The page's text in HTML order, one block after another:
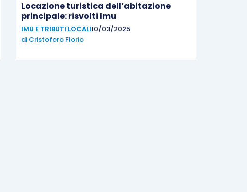
Locazione turistica dell’abitazione
principale: risvolti Imu
IMU E TRIBUTI LOCALI10/03/2025
di Cristoforo Florio